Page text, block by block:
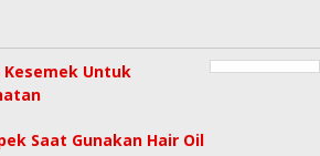
Untuk
Saat Gunakan Hair Oil